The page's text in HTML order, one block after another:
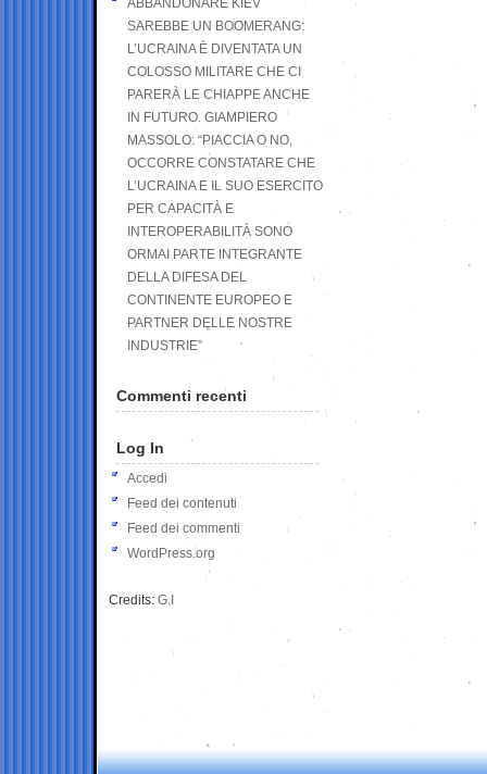
ABBANDONARE KIEV
SAREBBE UN BOOMERANG:
L’UCRAINA È DIVENTATA UN
COLOSSO MILITARE CHE CI
PARERÀ LE CHIAPPE ANCHE
IN FUTURO. GIAMPIERO
MASSOLO: “PIACCIA O NO,
OCCORRE CONSTATARE CHE
L’UCRAINA E IL SUO ESERCITO
PER CAPACITÀ E
INTEROPERABILITÀ SONO
ORMAI PARTE INTEGRANTE
DELLA DIFESA DEL
CONTINENTE EUROPEO E
PARTNER DELLE NOSTRE
INDUSTRIE”
Commenti recenti
Log In
Accedi
Feed dei contenuti
Feed dei commenti
WordPress.org
Credits: G.I